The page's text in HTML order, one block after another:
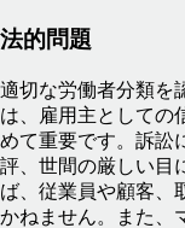
法的問題
適切な労働者分類を
は、雇用主としての
めて重要です。訴訟
評、世間の厳しい目
ば、従業員や顧客、
かねません。また、